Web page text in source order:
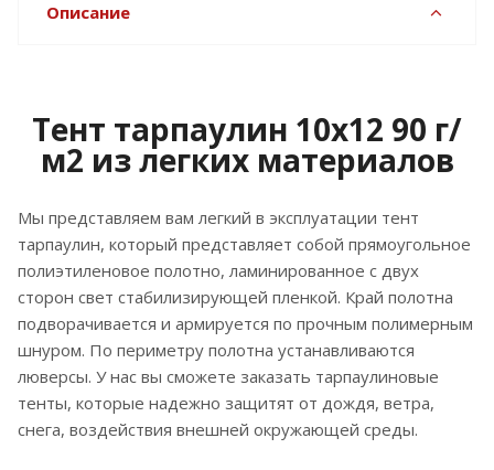
Описание
Тент тарпаулин 10х12 90 г/
м2 из легких материалов
Мы представляем вам легкий в эксплуатации тент
тарпаулин, который представляет собой прямоугольное
полиэтиленовое полотно, ламинированное с двух
сторон свет стабилизирующей пленкой. Край полотна
подворачивается и армируется по прочным полимерным
шнуром. По периметру полотна устанавливаются
люверсы. У нас вы сможете заказать тарпаулиновые
тенты, которые надежно защитят от дождя, ветра,
снега, воздействия внешней окружающей среды.